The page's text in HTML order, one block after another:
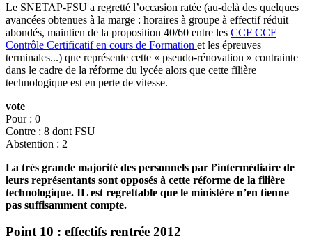
Le SNETAP-FSU a regretté l’occasion ratée (au-delà des quelques
avancées obtenues à la marge : horaires à groupe à effectif réduit
abondés, maintien de la proposition 40/60 entre les CCF CCF
Contrôle Certificatif en cours de Formation et les épreuves
terminales...) que représente cette « pseudo-rénovation » contrainte
dans le cadre de la réforme du lycée alors que cette filière
technologique est en perte de vitesse.
vote
Pour : 0
Contre : 8 dont FSU
Abstention : 2
La très grande majorité des personnels par l’intermédiaire de
leurs représentants sont opposés à cette réforme de la filière
technologique. IL est regrettable que le ministère n’en tienne
pas suffisamment compte.
Point 10 : effectifs rentrée 2012